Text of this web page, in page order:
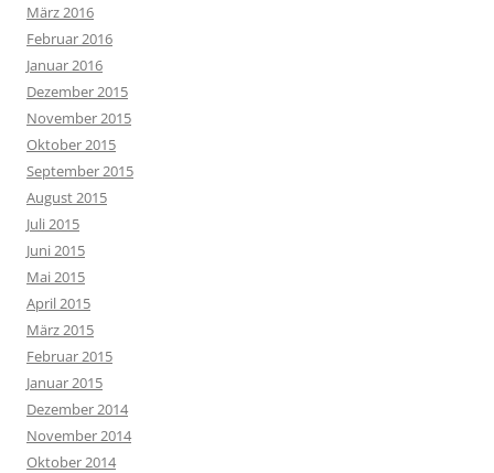
März 2016
Februar 2016
Januar 2016
Dezember 2015
November 2015
Oktober 2015
September 2015
August 2015
Juli 2015
Juni 2015
Mai 2015
April 2015
März 2015
Februar 2015
Januar 2015
Dezember 2014
November 2014
Oktober 2014